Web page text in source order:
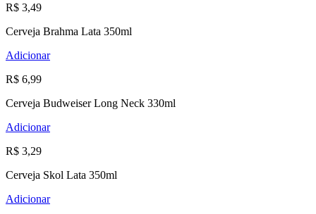
R$ 3,49
Cerveja Brahma Lata 350ml
Adicionar
R$ 6,99
Cerveja Budweiser Long Neck 330ml
Adicionar
R$ 3,29
Cerveja Skol Lata 350ml
Adicionar